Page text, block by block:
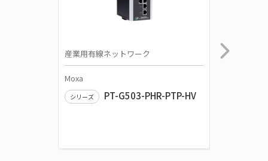
産業用有線ネットワーク
Moxa
シリーズ PT-G503-PHR-PTP-HV